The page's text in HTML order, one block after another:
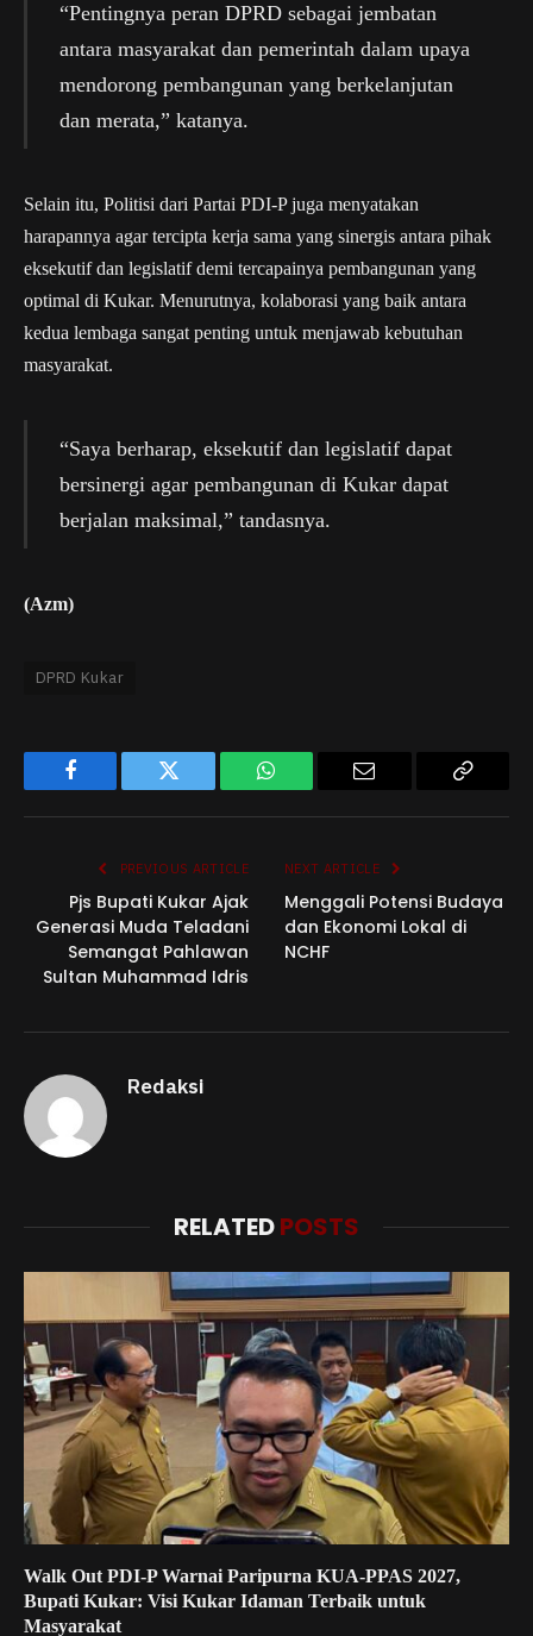
“Pentingnya peran DPRD sebagai jembatan
antara masyarakat dan pemerintah dalam upaya
mendorong pembangunan yang berkelanjutan
dan merata,” katanya.
Selain itu, Politisi dari Partai PDI-P juga menyatakan
harapannya agar tercipta kerja sama yang sinergis antara pihak
eksekutif dan legislatif demi tercapainya pembangunan yang
optimal di Kukar. Menurutnya, kolaborasi yang baik antara
kedua lembaga sangat penting untuk menjawab kebutuhan
masyarakat.
“Saya berharap, eksekutif dan legislatif dapat
bersinergi agar pembangunan di Kukar dapat
berjalan maksimal,” tandasnya.
(Azm)
DPRD Kukar
Facebook Twitter WhatsApp Email
Copy
PREVIOUS ARTICLE
Pjs Bupati Kukar Ajak
Generasi Muda Teladani
Semangat Pahlawan
Sultan Muhammad Idris
NEXT ARTICLE
Menggali Potensi Budaya
dan Ekonomi Lokal di
NCHF
Redaksi
RELATEDPOSTS
Walk Out PDI-P Warnai Paripurna KUA-PPAS 2027,
Bupati Kukar: Visi Kukar Idaman Terbaik untuk
Masyarakat